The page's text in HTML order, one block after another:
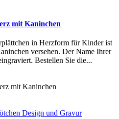
mit Kaninchen
in Herzform für Kinder ist
versehen. Der Name Ihrer
Bestellen Sie die...